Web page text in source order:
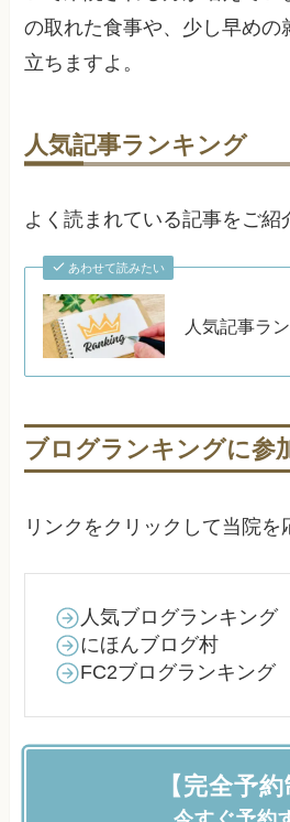
の取れた食事や、少し早めの
立ちますよ。
人気記事ランキング
よく読まれている記事をご紹
あわせて読みたい
人気記事ラ
ブログランキングに参
リンクをクリックして当院を
人気ブログランキング
にほんブログ村
FC2ブログランキング
【完全予約